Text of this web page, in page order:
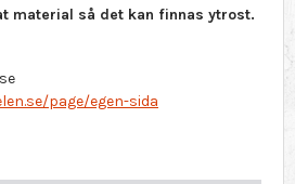
material så det kan finnas ytrost.
page/egen-sida